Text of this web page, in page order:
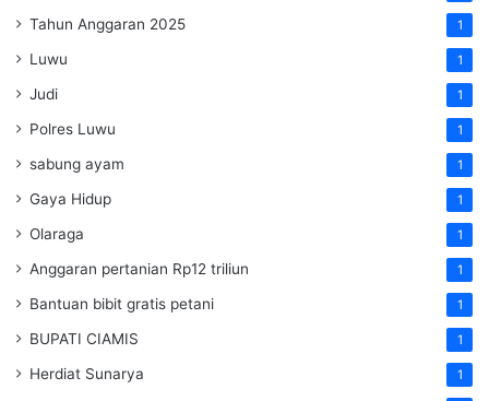
Tahun Anggaran 2025 1
Luwu 1
Judi 1
Polres Luwu 1
sabung ayam 1
Gaya Hidup 1
Olaraga 1
Anggaran pertanian Rp12 triliun 1
Bantuan bibit gratis petani 1
BUPATI CIAMIS 1
Herdiat Sunarya 1